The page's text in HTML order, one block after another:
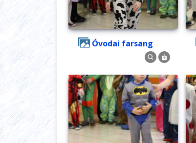
Óvodai farsang